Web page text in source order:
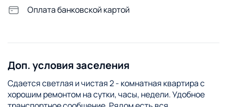
Оплата банковской картой
Доп. условия заселения
Сдается светлая и чистая 2 - комнатная квартира с
хорошим ремонтом на сутки, часы, недели. Удобное